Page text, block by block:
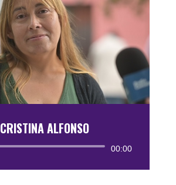
CRISTINA ALFONSO
Reproductor
00:00